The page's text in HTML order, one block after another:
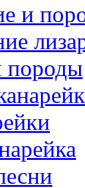
и
породы